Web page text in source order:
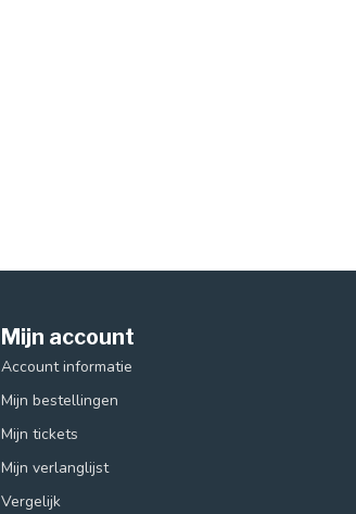
Mijn account
Account informatie
Mijn bestellingen
Mijn tickets
Mijn verlanglijst
Vergelijk